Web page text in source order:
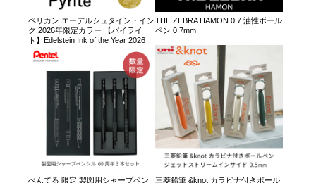
ペリカン エーデルシュタイン・イン
ク 2026年限定カラー 【パイライ
ト】Edelstein Ink of the Year 2026
THE ZEBRA HAMON 0.7 油性ボール
ペン 0.7mm
ぺんてる 限定 製図用シャープペン
三菱鉛筆 &knot カラビナ付きボール